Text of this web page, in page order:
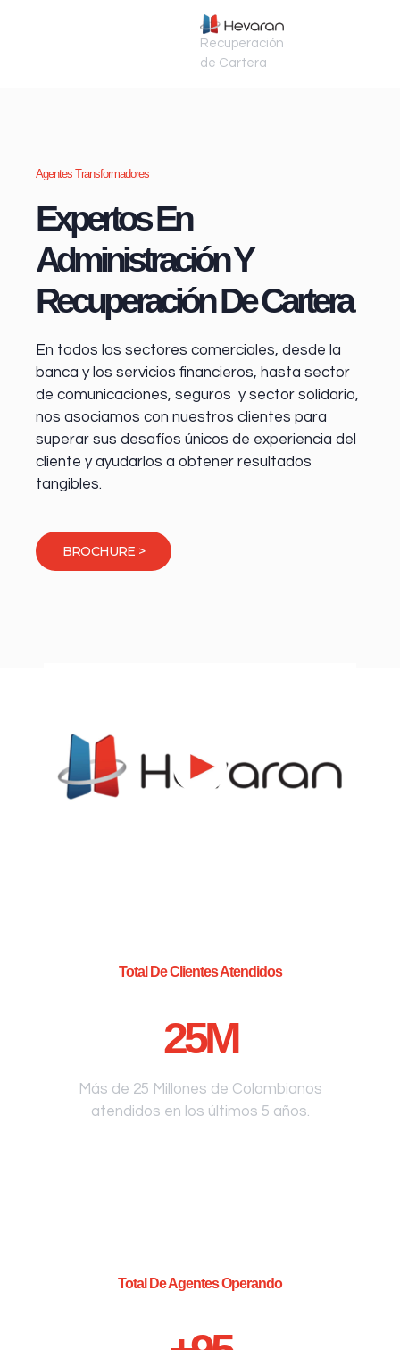
Recuperación
de Cartera
Agentes Transformadores
Expertos En
Administración Y
Recuperación De Cartera
En todos los sectores comerciales, desde la
banca y los servicios financieros, hasta sector
de comunicaciones, seguros y sector solidario,
nos asociamos con nuestros clientes para
superar sus desafíos únicos de experiencia del
cliente y ayudarlos a obtener resultados
tangibles.
BROCHURE >
Total De Clientes Atendidos
25M
Más de 25 Millones de Colombianos
atendidos en los últimos 5 años.
Total De Agentes Operando